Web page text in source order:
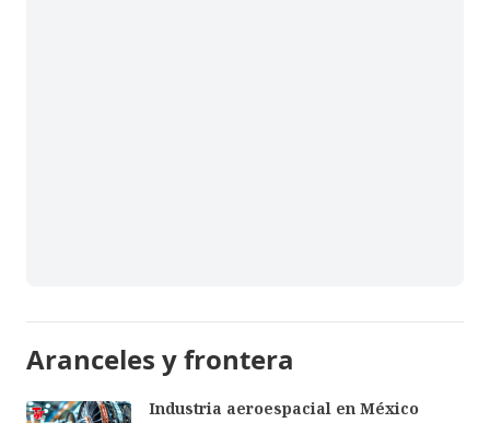
Aranceles y frontera
Industria aeroespacial en México